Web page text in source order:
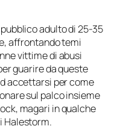
adulto di 25-35
affrontando temi
vittime di abusi
guarire da queste
accettarsi per come
sul palco insieme
magari in qualche
Halestorm.